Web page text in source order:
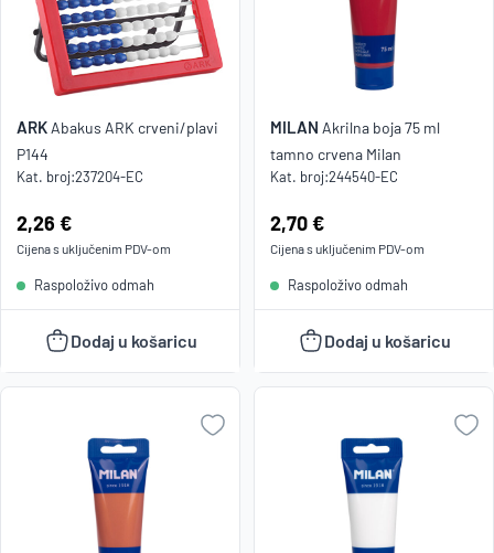
ARK Abakus ARK crveni/plavi
P144
Kat. broj:237204-EC
Cijena:
2,26 €
Cijena s uključenim PDV-om
Raspoloživo odmah
Dodaj u košaricu
MILAN Akrilna boja 75 ml
tamno crvena Milan
Kat. broj:244540-EC
Cijena:
2,70 €
Cijena s uključenim PDV-om
Raspoloživo odmah
Dodaj u košaricu